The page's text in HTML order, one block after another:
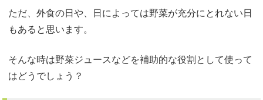
ただ、外食の日や、日によっては野菜が充分にとれない日
もあると思います。
そんな時は野菜ジュースなどを補助的な役割として使って
はどうでしょう？